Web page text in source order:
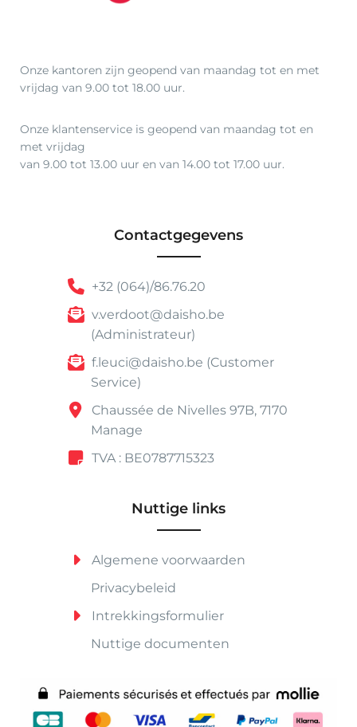
Onze kantoren zijn geopend van maandag tot en met
vrijdag van 9.00 tot 18.00 uur.
Onze klantenservice is geopend van maandag tot en
met vrijdag
van 9.00 tot 13.00 uur en van 14.00 tot 17.00 uur.
Contactgegevens
+32 (064)/86.76.20
v.verdoot@daisho.be
(Administrateur)
f.leuci@daisho.be (Customer
Service)
Chaussée de Nivelles 97B, 7170
Manage
TVA : BE0787715323
Nuttige links
Algemene voorwaarden
Privacybeleid
Intrekkingsformulier
Nuttige documenten